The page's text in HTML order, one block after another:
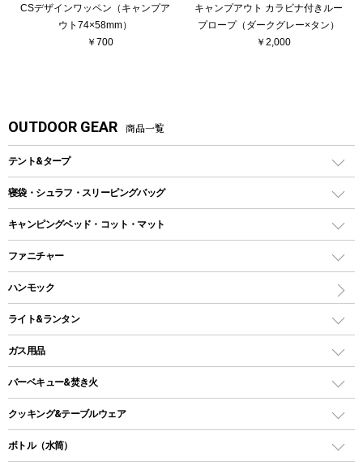
CSデザインワッペン（キャンプア
ウト74×58mm）
￥700
キャンプアウト カラビナ付きルー
プロープ（ダークグレー×タン）
￥2,000
OUTDOOR GEAR 商品一覧
テント&タープ
テント
ツールームテント
ワンポールテント
シェルターテント
ロッジ型・オリジナルテント
タープ
スクエアタープ（レクタタープ）
メッシュタープ
寝袋・シュラフ・スリーピングバッグ
レクタングラー型（封筒型）シュラフ
インナーシュラフ
キャンピングベッド・コット・マット
キャンピングベッド・コット
インフレータブルマット
ファニチャー
アウトドアテーブル
レジャーシート
ハンモック
ライト&ランタン
LEDランタン
ガスランタン
オイルランタン
LEDライト
ガス用品
ガスバーナー
ガス缶
バーベキュー&焚き火
バーベキューコンロ、グリル
焚き火台タイプ（ロースタイル）グリル
クッキング&テーブルウェア
ダッチオーブン
ボトル（水筒）